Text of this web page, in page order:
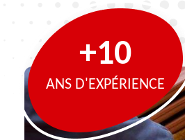
+10
ANS D'EXPÉRIENCE